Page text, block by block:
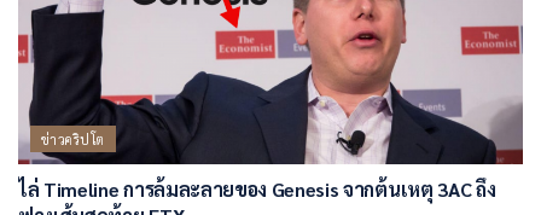
ข่าวคริปโต
ไล่ Timeline การล้มละลายของ Genesis จากต้นเหตุ 3AC ถึง